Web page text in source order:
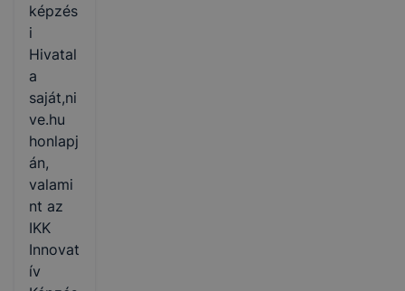
képzés
i
Hivatal
a
saját,ni
ve.hu
honlapj
án,
valami
nt az
IKK
Innovat
ív